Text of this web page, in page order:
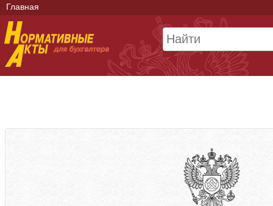
Главная